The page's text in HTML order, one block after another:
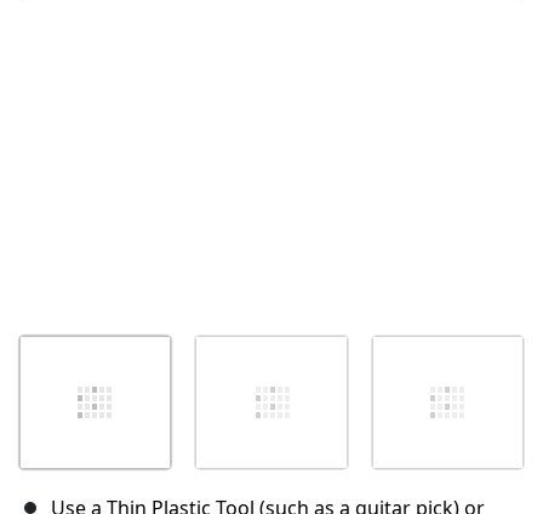
Use a Thin Plastic Tool (such as a guitar pick) or